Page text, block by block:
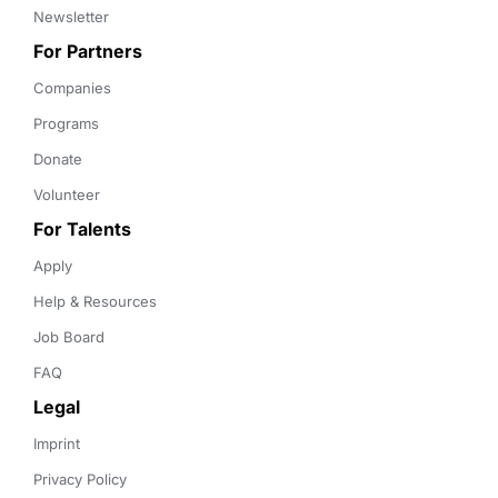
Newsletter
For Partners
Companies
Programs
Donate
Volunteer
For Talents
Apply
Help & Resources
Job Board
FAQ
Legal
Imprint
Privacy Policy